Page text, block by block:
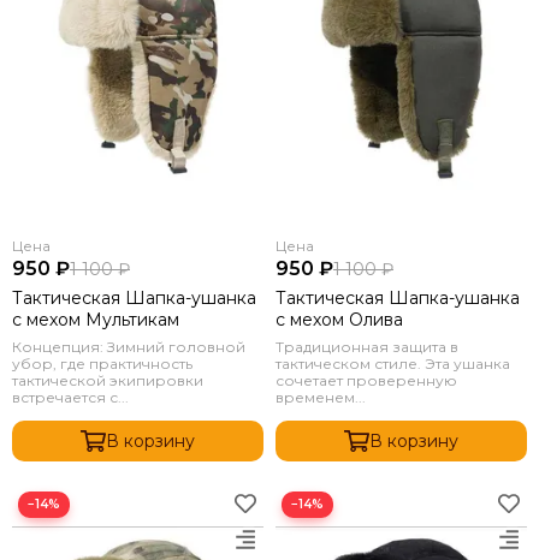
Цена
950 ₽1 100 ₽
Тактическая Шапка-ушанка
с мехом Мультикам
Концепция: Зимний головной
убор, где практичность
тактической экипировки
встречается с...
В корзину
Цена
950 ₽1 100 ₽
Тактическая Шапка-ушанка
с мехом Олива
Традиционная защита в
тактическом стиле. Эта ушанка
сочетает проверенную
временем...
В корзину
−14% −14%